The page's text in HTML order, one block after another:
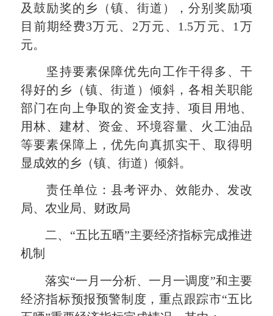
及鼓励奖的乡（镇、街道），分别奖励项
目前期经费3万元、2万元、1.5万元、1万
元。
坚持要素保障优先向工作干得多、干
得好的乡（镇、街道）倾斜，各相关职能
部门在向上争取的资金支持、项目用地、
用林、建材、资金、环境容量、火工油品
等要素保障上，优先向真抓实干、取得明
显成效的乡（镇、街道）倾斜。
责任单位：县考评办、效能办、发改
局、农业局、财政局
二、“五比五晒”主要经济指标完成推进
机制
落实“一月一分析、一月一调度”和主要
经济指标预报预警制度，重点跟踪市“五比